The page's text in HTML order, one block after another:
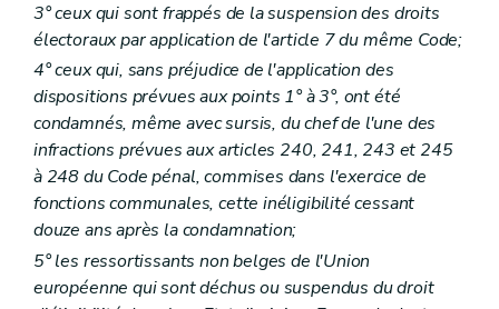
Art. 100
Art. 100bis
Art. 101
Art. 102
Art. 103
Art. 104
Chapitre VIII Du financement
Art. 105
Art. 106
Art. 107
Chapitre IX De la tutelle administrative
Section première
Dispositions générales
Art. 108
Art. 109
3° ceux qui sont frappés de la suspension des droits
électoraux par application de l'article 7 du même Code;
4° ceux qui, sans préjudice de l'application des
dispositions prévues aux points 1° à 3°, ont été
condamnés, même avec sursis, du chef de l'une des
infractions prévues aux articles 240, 241, 243 et 245
à 248 du Code pénal, commises dans l'exercice de
fonctions communales, cette inéligibilité cessant
douze ans après la condamnation;
5° les ressortissants non belges de l'Union
européenne qui sont déchus ou suspendus du droit